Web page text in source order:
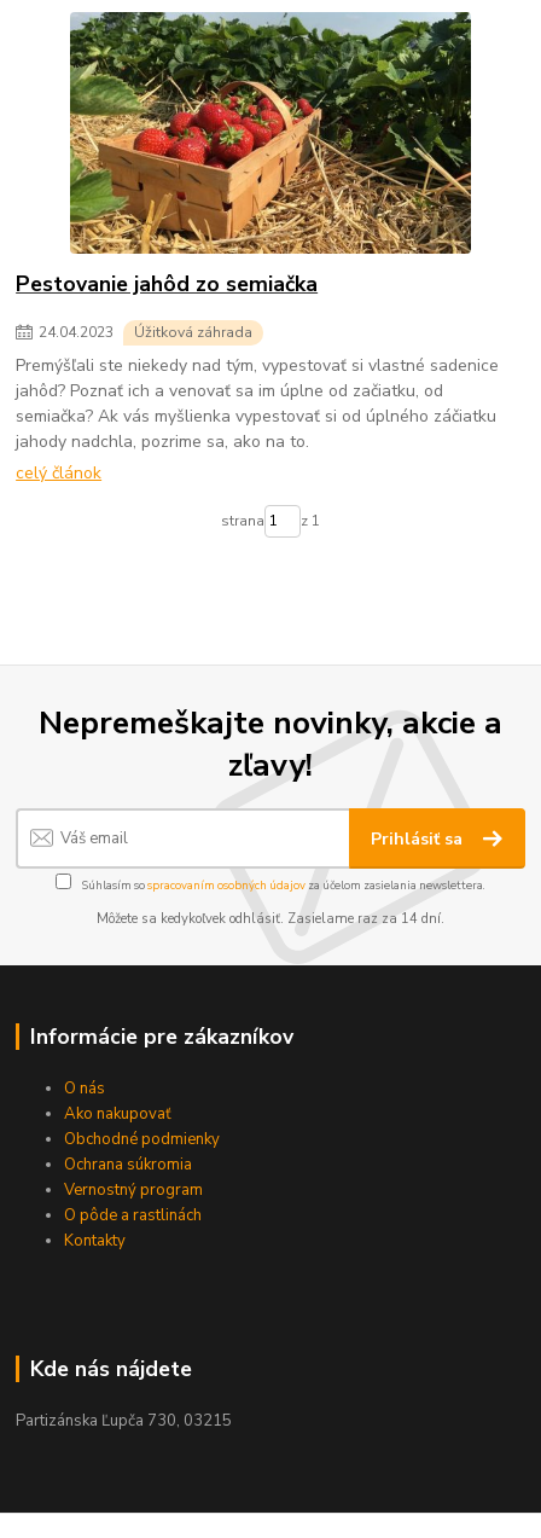
Pestovanie jahôd zo semiačka
24.04.2023 Úžitková záhrada
Premýšľali ste niekedy nad tým, vypestovať si vlastné sadenice
jahôd? Poznať ich a venovať sa im úplne od začiatku, od
semiačka? Ak vás myšlienka vypestovať si od úplného záčiatku
jahody nadchla, pozrime sa, ako na to.
celý článok
strana z 1
Nepremeškajte novinky, akcie a
zľavy!
Prihlásiť sa
Súhlasím sospracovaním osobných údajov za účelom zasielania newslettera.
Môžete sa kedykoľvek odhlásiť. Zasielame raz za 14 dní.
Informácie pre zákazníkov
O nás
Ako nakupovať
Obchodné podmienky
Ochrana súkromia
Vernostný program
O pôde a rastlinách
Kontakty
Kde nás nájdete
Partizánska Ľupča 730, 03215